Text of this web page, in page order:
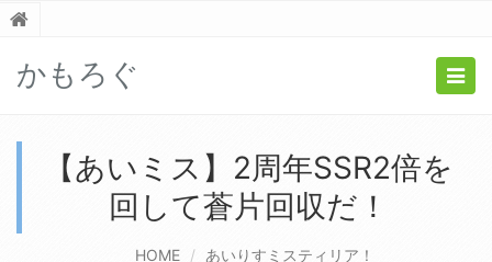
かもろぐ
【あいミス】2周年SSR2倍を
回して蒼片回収だ！
HOME
あいりすミスティリア！